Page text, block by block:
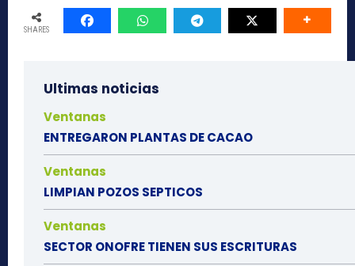
SHARES
Ultimas noticias
Ventanas
ENTREGARON PLANTAS DE CACAO
Ventanas
LIMPIAN POZOS SEPTICOS
Ventanas
SECTOR ONOFRE TIENEN SUS ESCRITURAS